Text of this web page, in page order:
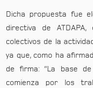
Dicha propuesta fue
directiva de
colectivos de la
ya que, como ha
de firma: “La base
comienza por los